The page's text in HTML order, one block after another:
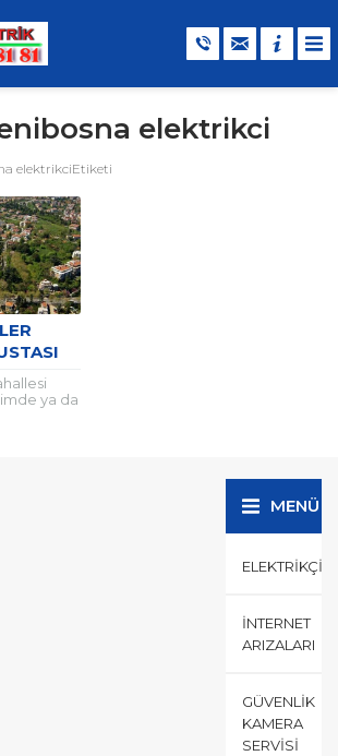
elektrikci
elektrikciEtiketi
ya da
MENÜ
ELEKTRIKÇI
İNTERNET
ARIZALARI
GÜVENLIK
KAMERA
SERVISI